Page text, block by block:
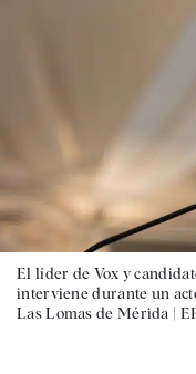
El líder de Vox y
interviene durante un
Las Lomas de Mérida |